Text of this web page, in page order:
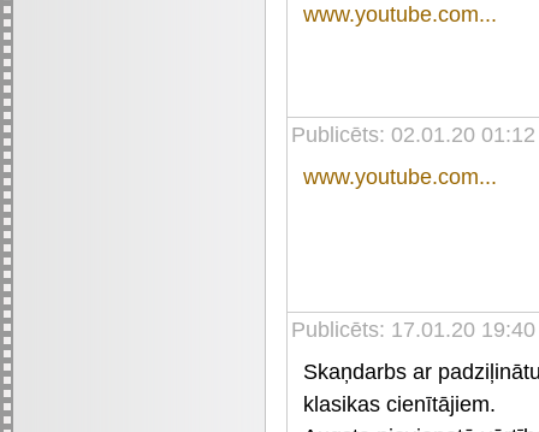
www.youtube.com...
Publicēts: 02.01.20 01:12
www.youtube.com...
Publicēts: 17.01.20 19:40
Skaņdarbs ar
klasikas cienītājiem.